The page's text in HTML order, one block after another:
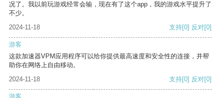
况了。我以前玩游戏经常会输，现在有了这个app，我的游戏水平提升了
不少。
2024-11-18
支持[0] 反对[0]
游客
这款加速器VPM应用程序可以给你提供最高速度和安全性的连接，并帮
助你在网络上自由移动。
2024-11-18
支持[0] 反对[0]
游客